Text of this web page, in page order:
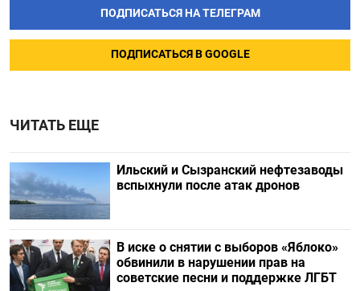
ПОДПИСАТЬСЯ НА ТЕЛЕГРАМ
ПОДПИСАТЬСЯ В GOOGLE
ЧИТАТЬ ЕЩЕ
Ильский и Сызранский нефтезаводы
вспыхнули после атак дронов
В иске о снятии с выборов «Яблоко»
обвинили в нарушении прав на
советские песни и поддержке ЛГБТ